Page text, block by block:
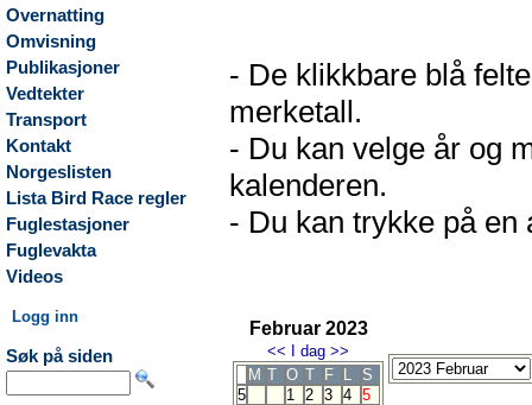
Overnatting
Omvisning
Publikasjoner
Vedtekter
Transport
Kontakt
Norgeslisten
Lista Bird Race regler
Fuglestasjoner
Fuglevakta
Videos
Logg inn
Søk på siden
- De klikkbare blå
merketall.
- Du kan velge år og
kalenderen.
- Du kan trykke på en
Februar 2023
<< I dag >>
M T O T F L
S
5
1 2 3 4 5